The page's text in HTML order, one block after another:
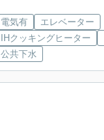
電気有
エレベーター
IHクッキングヒーター
公共下水